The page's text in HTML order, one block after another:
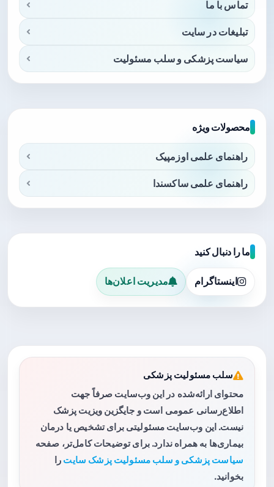
تماس با ما
تبلیغات در سایت
سیاست پزشکی و سلب مسئولیت
محصولات ویژه
راهنمای علمی اوزمپیک
راهنمای علمی ساکسندا
ما را دنبال کنید
اینستاگرام مدیریت اعلان‌ها
سلب مسئولیت پزشکی
محتوای ارائه‌شده در این وب‌سایت صرفاً جهت
اطلاع‌رسانی عمومی است و جایگزین ویزیت پزشک
نیست. این وب‌سایت مسئولیتی برای تشخیص یا درمان
بیماری‌ها به همراه ندارد. برای توضیحات کامل‌تر، صفحه
سیاست پزشکی و سلب مسئولیت پزشک سایت را
بخوانید.